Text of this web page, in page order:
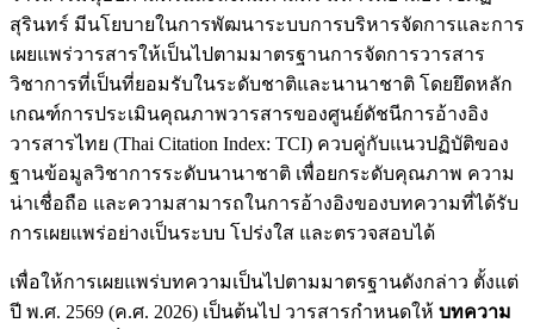
สุรินทร์ มีนโยบายในการพัฒนาระบบการบริหารจัดการและการ
เผยแพร่วารสารให้เป็นไปตามมาตรฐานการจัดการวารสาร
วิชาการที่เป็นที่ยอมรับในระดับชาติและนานาชาติ โดยยึดหลัก
เกณฑ์การประเมินคุณภาพวารสารของศูนย์ดัชนีการอ้างอิง
วารสารไทย (Thai Citation Index: TCI) ควบคู่กับแนวปฏิบัติของ
ฐานข้อมูลวิชาการระดับนานาชาติ เพื่อยกระดับคุณภาพ ความ
น่าเชื่อถือ และความสามารถในการอ้างอิงของบทความที่ได้รับ
การเผยแพร่อย่างเป็นระบบ โปร่งใส และตรวจสอบได้
เพื่อให้การเผยแพร่บทความเป็นไปตามมาตรฐานดังกล่าว ตั้งแต่
ปี พ.ศ. 2569 (ค.ศ. 2026) เป็นต้นไป วารสารกำหนดให้ บทความ